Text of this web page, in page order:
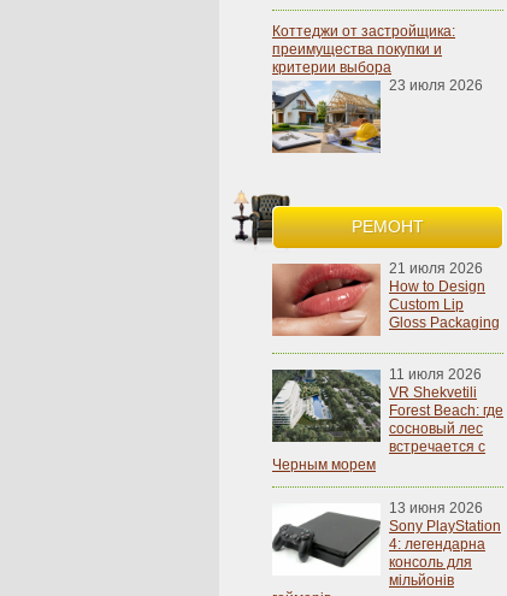
Коттеджи от застройщика:
преимущества покупки и
критерии выбора
23 июля 2026
РЕМОНТ
21 июля 2026
How to Design
Custom Lip
Gloss Packaging
11 июля 2026
VR Shekvetili
Forest Beach: где
сосновый лес
встречается с
Черным морем
13 июня 2026
Sony PlayStation
4: легендарна
консоль для
мільйонів